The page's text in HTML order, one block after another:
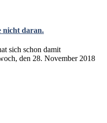
nicht daran.
sich schon damit
den 28. November 2018